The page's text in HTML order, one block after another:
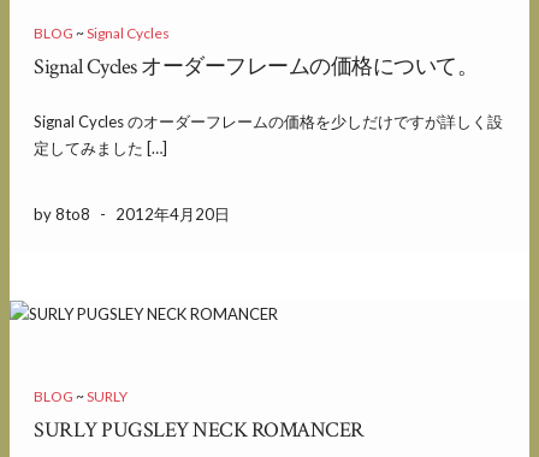
BLOG ~Signal Cycles
Signal Cycles オーダーフレームの価格について。
Signal Cycles のオーダーフレームの価格を少しだけですが詳しく設
定してみました […]
by 8to8 - 2012年4月20日
BLOG ~SURLY
SURLY PUGSLEY NECK ROMANCER